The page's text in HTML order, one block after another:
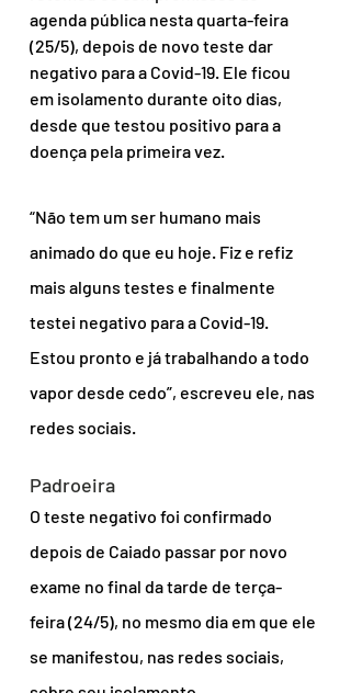
agenda pública nesta quarta-feira
(25/5), depois de novo teste dar
negativo para a Covid-19. Ele ficou
em isolamento durante oito dias,
desde que testou positivo para a
doença pela primeira vez.
“Não tem um ser humano mais
animado do que eu hoje. Fiz e refiz
mais alguns testes e finalmente
testei negativo para a Covid-19.
Estou pronto e já trabalhando a todo
vapor desde cedo”, escreveu ele, nas
redes sociais.
Padroeira
O teste negativo foi confirmado
depois de Caiado passar por novo
exame no final da tarde de terça-
feira (24/5), no mesmo dia em que ele
se manifestou, nas redes sociais,